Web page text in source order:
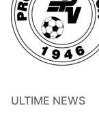
ULTIME NEWS